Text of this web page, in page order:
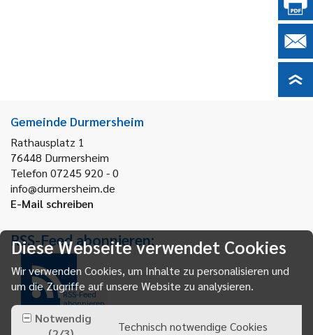
Gemeinde Durmersheim
Rathausplatz 1
76448 Durmersheim
Telefon 07245 920 - 0
info@durmersheim.de
E-Mail schreiben
RSS-Feed abonnieren:
RSS-Feed
abonnieren
Diese Webseite verwendet Cookies
Wir verwenden Cookies, um Inhalte zu personalisieren und
um die Zugriffe auf unsere Website zu analysieren.
Notwendig
Technisch notwendige Cookies